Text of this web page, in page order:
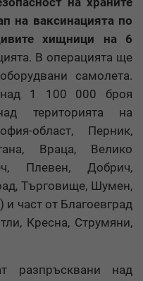
на ваксинацията по
хищници на 6
В операцията ще
самолета.
1 100 000 броя
територията на
област, Перник,
Враца, Велико
Плевен, Добрич,
Търговище, Шумен,
и част от Благоевград
Кресна, Струмяни,
разпръсквани над